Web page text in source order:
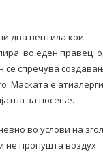
два вентила кои
во еден правец
се спречува
Маската е
за носење.
во услови на
не пропушта воздух